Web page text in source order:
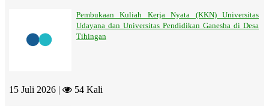
Pembukaan Kuliah Kerja Nyata (KKN) Universitas
Udayana dan Universitas Pendidikan Ganesha di Desa
Tihingan
15 Juli 2026 | 54 Kali